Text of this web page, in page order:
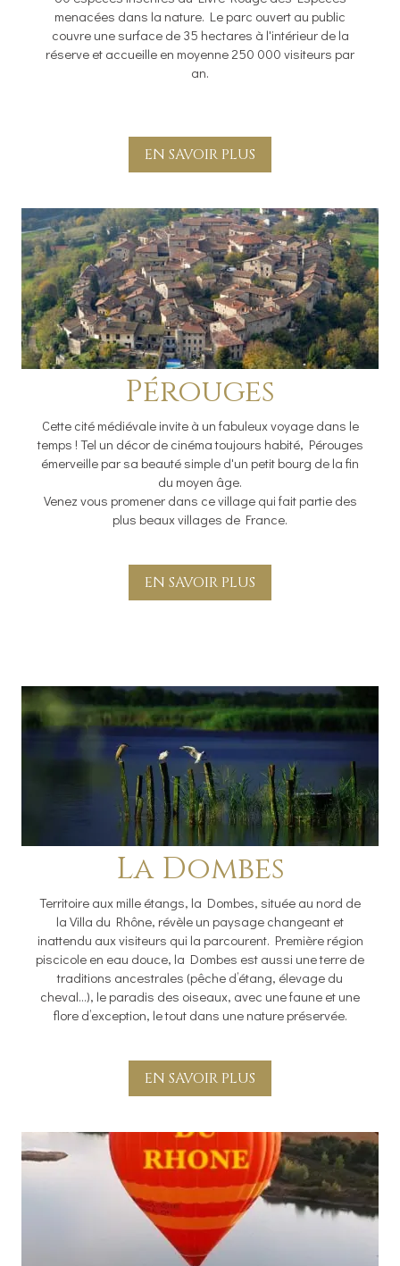
menacées dans la nature. Le parc ouvert au public
couvre une surface de 35 hectares à l'intérieur de la
réserve et accueille en moyenne 250 000 visiteurs par
an.
EN SAVOIR PLUS
Pérouges
Cette cité médiévale invite à un fabuleux voyage dans le
temps ! Tel un décor de cinéma toujours habité, Pérouges
émerveille par sa beauté simple d'un petit bourg de la fin
du moyen âge.
Venez vous promener dans ce village qui fait partie des
plus beaux villages de France.
EN SAVOIR PLUS
La Dombes
Territoire aux mille étangs, la Dombes, située au nord de
la Villa du Rhône, révèle un paysage changeant et
inattendu aux visiteurs qui la parcourent. Première région
piscicole en eau douce, la Dombes est aussi une terre de
traditions ancestrales (pêche d’étang, élevage du
cheval…), le paradis des oiseaux, avec une faune et une
flore d’exception, le tout dans une nature préservée.
EN SAVOIR PLUS